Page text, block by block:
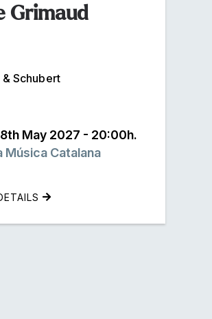
Grimaud
Schubert
May 2027 - 20:00h.
Música Catalana